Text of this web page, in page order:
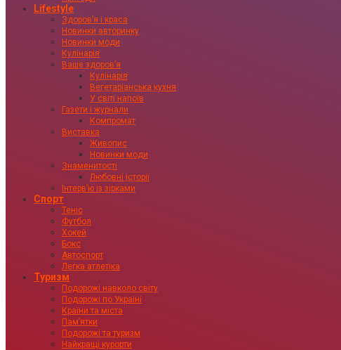
Lifestyle
Здоровʼя і краса
Новинки авторинку
Новинки моди
Кулінарія
Ваше здоровʼя
Кулінарія
Вегетаріанська кухня
У світі напоїв
Газети і журнали
Компромат
Виставка
Живопис
Новинки моди
Знаменитості
Любовні історії
Інтервʼю із зірками
Спорт
Теніс
Футбол
Хокей
Бокс
Автоспорт
Легка атлетіка
Туризм
Подорожі навколо світу
Подорожі по Україні
Країни та міста
Пам’ятки
Подорожі та туризм
Найкращі курорти